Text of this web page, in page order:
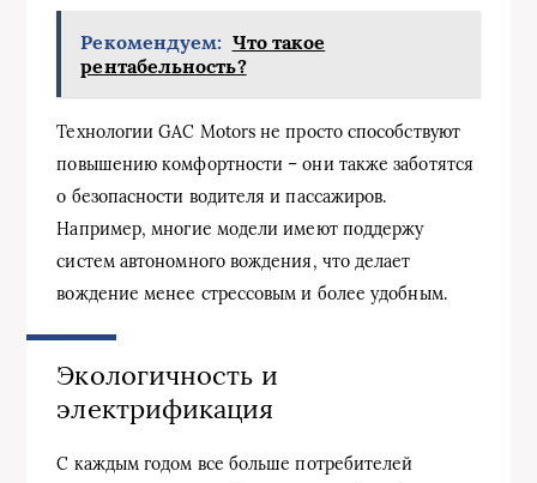
Рекомендуем: Что такое
рентабельность?
Технологии GAC Motors не просто способствуют
повышению комфортности – они также заботятся
о безопасности водителя и пассажиров.
Например, многие модели имеют поддержу
систем автономного вождения, что делает
вождение менее стрессовым и более удобным.
Экологичность и
электрификация
С каждым годом все больше потребителей